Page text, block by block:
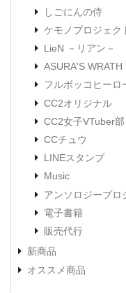
しごにんの侍
ケモノプロジェク
LieN －リアン－
ASURA'S
フルボッコヒーロ
CC2オリジナル
CC2女子VTuber部
CCチュウ
LINEスタンプ
Music
アンソロジープロ
電子書籍
販売代行
新商品
オススメ商品